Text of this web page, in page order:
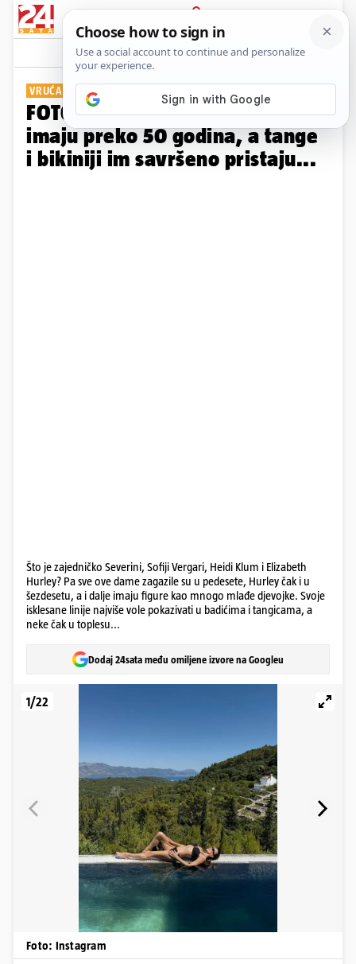
PRIJAVA
Galerija Komentari
VRUĆA LJETNA IZDANJA
FOTO Tko bi im toliko dao! One
imaju preko 50 godina, a tange
i bikiniji im savršeno pristaju...
Što je zajedničko Severini, Sofiji Vergari, Heidi Klum i Elizabeth
Hurley? Pa sve ove dame zagazile su u pedesete, Hurley čak i u
šezdesetu, a i dalje imaju figure kao mnogo mlađe djevojke. Svoje
isklesane linije najviše vole pokazivati u badićima i tangicama, a
neke čak u toplesu...
Dodaj 24sata među omiljene izvore na Googleu
1/22
Foto: Instagram